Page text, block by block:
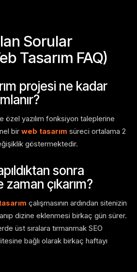
Sorular
Tasarım FAQ)
projesi ne kadar
özel yazılım fonksiyon taleplerine
bir web tasarım süreci ortalama 2
göstermektedir.
sonra
zaman çıkarım?
çalışmasının ardından sitenizin
dizine eklenmesi birkaç gün sürer.
üst sıralara tırmanmak SEO
bağlı olarak birkaç haftayı